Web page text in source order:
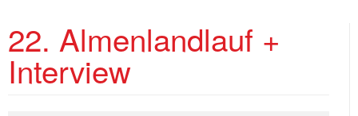
22. Almenlandlauf +
Interview
Kontakt
Mitglied werden
Bezirkslaufcup
Volkslauf